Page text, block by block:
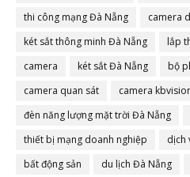
thi công mạng Đà Nẵng
camera
két sắt thông minh Đà Nẵng
lắp
camera
két sắt Đà Nẵng
bộ
camera quan sát
camera
đèn năng lượng mặt trời Đà Nẵng
thiết bị mạng doanh nghiệp
dịch
bất động sản
du lịch Đà Nẵng